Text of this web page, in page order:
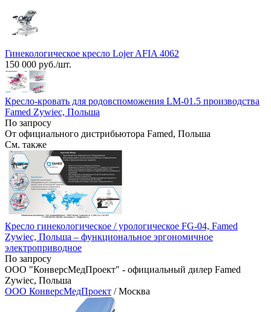
Гинекологическое кресло Lojer AFIA 4062
150 000 руб./шт.
Кресло-кровать для родовспоможения LM-01.5 производства
Famed Zywiec, Польша
По запросу
От официального дистрибьютора Famed, Польша
См. также
Кресло гинекологическое / урологическое FG-04, Famed
Zywiec, Польша – функциональное эргономичное
электроприводное
По запросу
ООО "КонверсМедПроект" - официальный дилер Famed
Zywiec, Польша
ООО КонверсМедПроект / Москва